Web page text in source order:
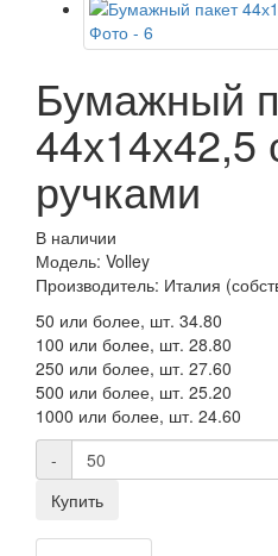
Бумажный
44х14х42,5
ручками
В наличии
Модель: Volley
Производитель: Италия
50 или более, шт. 34.80
100 или более, шт. 28.80
250 или более, шт. 27.60
500 или более, шт. 25.20
1000 или более, шт. 24.60
-
Купить